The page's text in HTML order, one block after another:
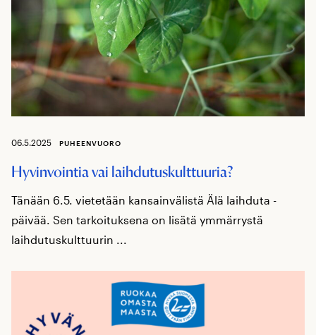
06.5.2025 PUHEENVUORO
Hyvinvointia vai laihdutuskulttuuria?
Tänään 6.5. vietetään kansainvälistä Älä laihduta -
päivää. Sen tarkoituksena on lisätä ymmärrystä
laihdutuskulttuurin ...